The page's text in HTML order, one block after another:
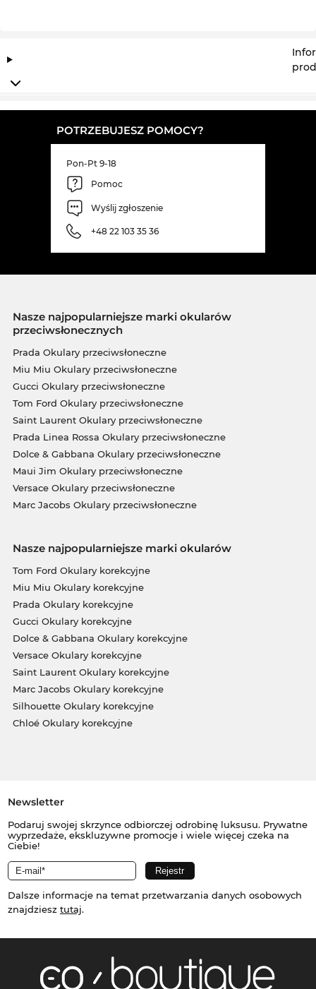
POTRZEBUJESZ POMOCY?
Pon-Pt 9-18
Pomoc
Wyślij zgłoszenie
+48 22 103 35 36
Nasze najpopularniejsze marki okularów
przeciwsłonecznych
Prada Okulary przeciwsłoneczne
Miu Miu Okulary przeciwsłoneczne
Gucci Okulary przeciwsłoneczne
Tom Ford Okulary przeciwsłoneczne
Saint Laurent Okulary przeciwsłoneczne
Prada Linea Rossa Okulary przeciwsłoneczne
Dolce & Gabbana Okulary przeciwsłoneczne
Maui Jim Okulary przeciwsłoneczne
Versace Okulary przeciwsłoneczne
Marc Jacobs Okulary przeciwsłoneczne
Nasze najpopularniejsze marki okularów
Tom Ford Okulary korekcyjne
Miu Miu Okulary korekcyjne
Prada Okulary korekcyjne
Gucci Okulary korekcyjne
Dolce & Gabbana Okulary korekcyjne
Versace Okulary korekcyjne
Saint Laurent Okulary korekcyjne
Marc Jacobs Okulary korekcyjne
Silhouette Okulary korekcyjne
Chloé Okulary korekcyjne
Newsletter
Podaruj swojej skrzynce odbiorczej odrobinę luksusu. Prywatne
wyprzedaże, ekskluzywne promocje i wiele więcej czeka na
Ciebie!
Dalsze informacje na temat przetwarzania danych osobowych
znajdziesz tutaj.